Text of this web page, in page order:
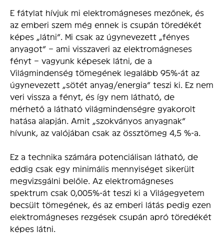
E fátylat hívjuk mi elektromágneses mezőnek, és
az emberi szem még ennek is csupán töredékét
képes „látni”. Mi csak az úgynevezett „fényes
anyagot” – ami visszaveri az elektromágneses
fényt – vagyunk képesek látni, de a
Világmindenség tömegének legalább 95%-át az
úgynevezett „sötét anyag/energia” teszi ki. Ez nem
veri vissza a fényt, és így nem látható, de
mérhető a látható világmindenségre gyakorolt
hatása alapján. Amit „szokványos anyagnak”
hívunk, az valójában csak az össztömeg 4,5 %-a.
Ez a technika számára potenciálisan látható, de
eddig csak egy minimális mennyiséget sikerült
megvizsgálni belőle. Az elektromágneses
spektrum csak 0,005%-át teszi ki a Világegyetem
becsült tömegének, és az emberi látás pedig ezen
elektromágneses rezgések csupán apró töredékét
képes látni.